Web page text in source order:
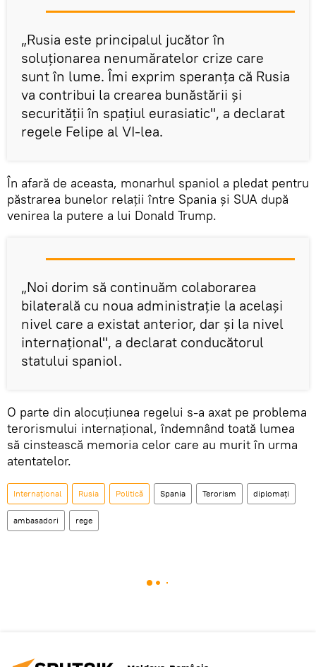
„Rusia este principalul jucător în
soluționarea nenumăratelor crize care
sunt în lume. Îmi exprim speranța că Rusia
va contribui la crearea bunăstării și
securității în spațiul eurasiatic", a declarat
regele Felipe al VI-lea.
În afară de aceasta, monarhul spaniol a pledat pentru
păstrarea bunelor relații între Spania și SUA după
venirea la putere a lui Donald Trump.
„Noi dorim să continuăm colaborarea
bilaterală cu noua administrație la același
nivel care a existat anterior, dar și la nivel
internațional", a declarat conducătorul
statului spaniol.
O parte din alocuțiunea regelui s-a axat pe problema
terorismului internațional, îndemnând toată lumea
să cinstească memoria celor care au murit în urma
atentatelor.
Internaţional Rusia Politică Spania Terorism diplomați
ambasadori rege